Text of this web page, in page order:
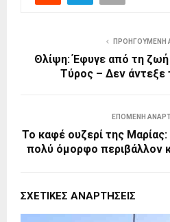
ΠΡΟΗΓΟΎΜΕΝΗ
Θλίψη: Έφυγε από τη ζωή
Τύρος – Δεν άντεξε
ΕΠΌΜΕΝΗ
Το καφέ ουζερί της
πολύ όμορφο περιβάλλον
ΣΧΕΤΙΚΈΣ ΑΝΑΡΤΉΣΕΙΣ